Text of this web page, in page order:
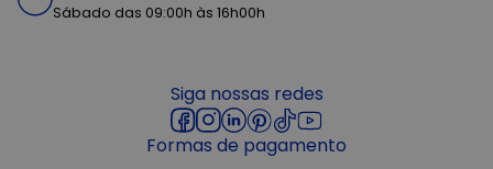
Sábado das 09:00h às 16h00h
Siga nossas redes
Formas de pagamento